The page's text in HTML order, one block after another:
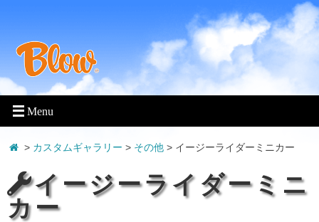
> カスタムギャラリー > その他> イージーライダーミニカー
イージーライダーミニ
カー